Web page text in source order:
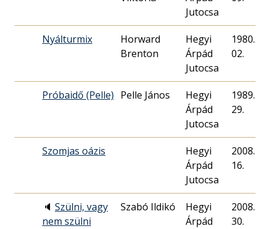
Jutocsa
Nyálturmix
Horward
Brenton
Hegyi
Árpád
Jutocsa
1980. 06.
02.
Próbaidő (Pelle) Pelle János
Hegyi
Árpád
Jutocsa
1989. 08.
29.
Szomjas oázis
Hegyi
Árpád
Jutocsa
2008. 11.
16.
🔈 Szülni, vagy
nem szülni
Szabó Ildikó
Hegyi
Árpád
2008. 11.
30.